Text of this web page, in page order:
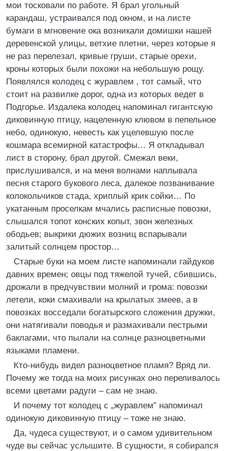
мои тосковали по работе. Я брал угольный
карандаш, устраивался под окном, и на листе
бумаги в мгновение ока возникали домишки нашей
деревенской улицы, ветхие плетни, через которые я
не раз перелезал, кривые груши, старые орехи,
кроны которых были похожи на небольшую рощу.
Появлялся колодец с журавлем , тот самый, что
стоит на развилке дорог, одна из которых ведет в
Подгорье. Издалека колодец напоминал гигантскую
диковинную птицу, нацеленную клювом в пепельное
небо, одинокую, невесть как уцелевшую после
кошмара всемирной катастрофы… Я откладывал
лист в сторону, брал другой. Смежал веки,
прислушивался, и на меня волнами наплывала
песня старого букового леса, далекое позванивание
колокольчиков стада, хриплый крик сойки… По
укатанным проселкам мчались расписные повозки,
слышался топот конских копыт, звон железных
ободьев; выкрики дюжих возниц вспарывали
залитый солнцем простор…
Старые буки на моем листе напоминали гайдуков
давних времен; овцы под тяжелой тучей, сбившись,
дрожали в предчувствии молний и грома: повозки
летели, коки смахивали на крылатых змеев, а в
повозках восседали богатырского сложения дружки,
они натягивали поводья и размахивали пестрыми
баклагами, что пылали на солнце разноцветными
языками пламени.
Кто-нибудь видел разноцветное пламя? Вряд ли.
Почему же тогда на моих рисунках оно переливалось
всеми цветами радуги – сам не знаю.
И почему тот колодец с „журавлем” напоминал
одинокую диковинную птицу – тоже не знаю.
Да, чудеса существуют, и о самом удивительном
чуде вы сейчас услышите. В сущности, я собирался